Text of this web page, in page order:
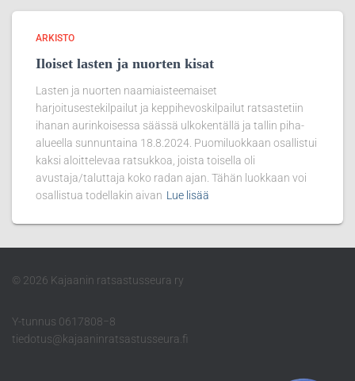
ARKISTO
Iloiset lasten ja nuorten kisat
Lasten ja nuorten naamiaisteemaiset
harjoitusestekilpailut ja keppihevoskilpailut ratsastetiin
ihanan aurinkoisessa säässä ulkokentällä ja tallin piha-
alueella sunnuntaina 18.8.2024. Puomiluokkaan osallistui
kaksi aloittelevaa ratsukkoa, joista toisella oli
avustaja/taluttaja koko radan ajan. Tähän luokkaan voi
osallistua todellakin aivan Lue lisää
© 2026 Kajaanin ratsastusseura ry
Y-tunnus 0617808−8
tiedotus@kajaaninratsastusseura.fi